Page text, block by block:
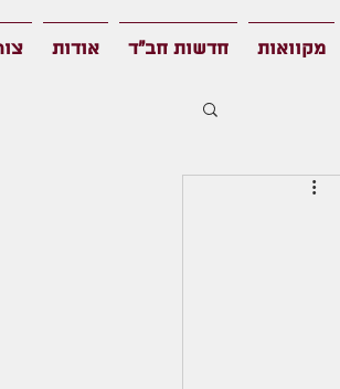
מקוואות חדשות חב"ד אודות